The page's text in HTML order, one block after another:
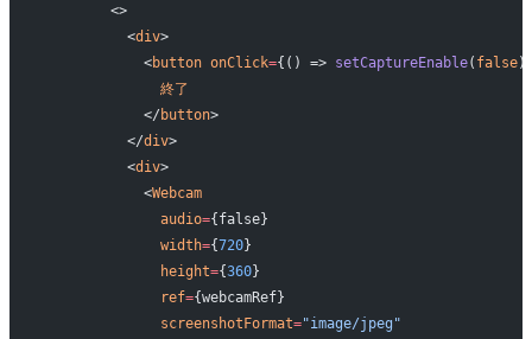
        <>
          <
div>
            <
button onClick={() => setCaptureEnable( false
              終了
            </
button>
          </
div>
          <
div>
            <
Webcam
              audio
={false}
              width
={720}
              height
={360}
              ref
={webcamRef}
              screenshotFormat
="image/jpeg"